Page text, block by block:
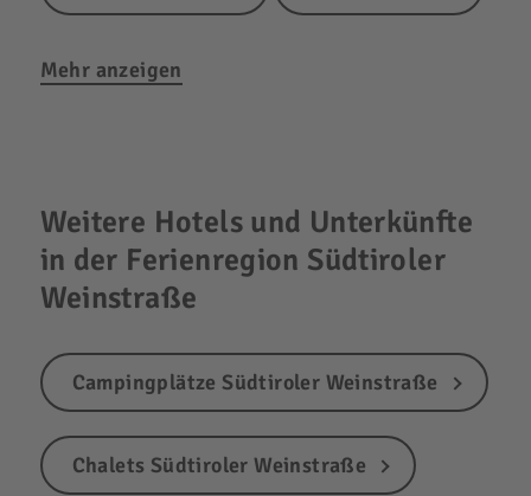
Mehr anzeigen
Weitere Hotels und Unterkünfte
in der Ferienregion Südtiroler
Weinstraße
Campingplätze Südtiroler Weinstraße
Chalets Südtiroler Weinstraße